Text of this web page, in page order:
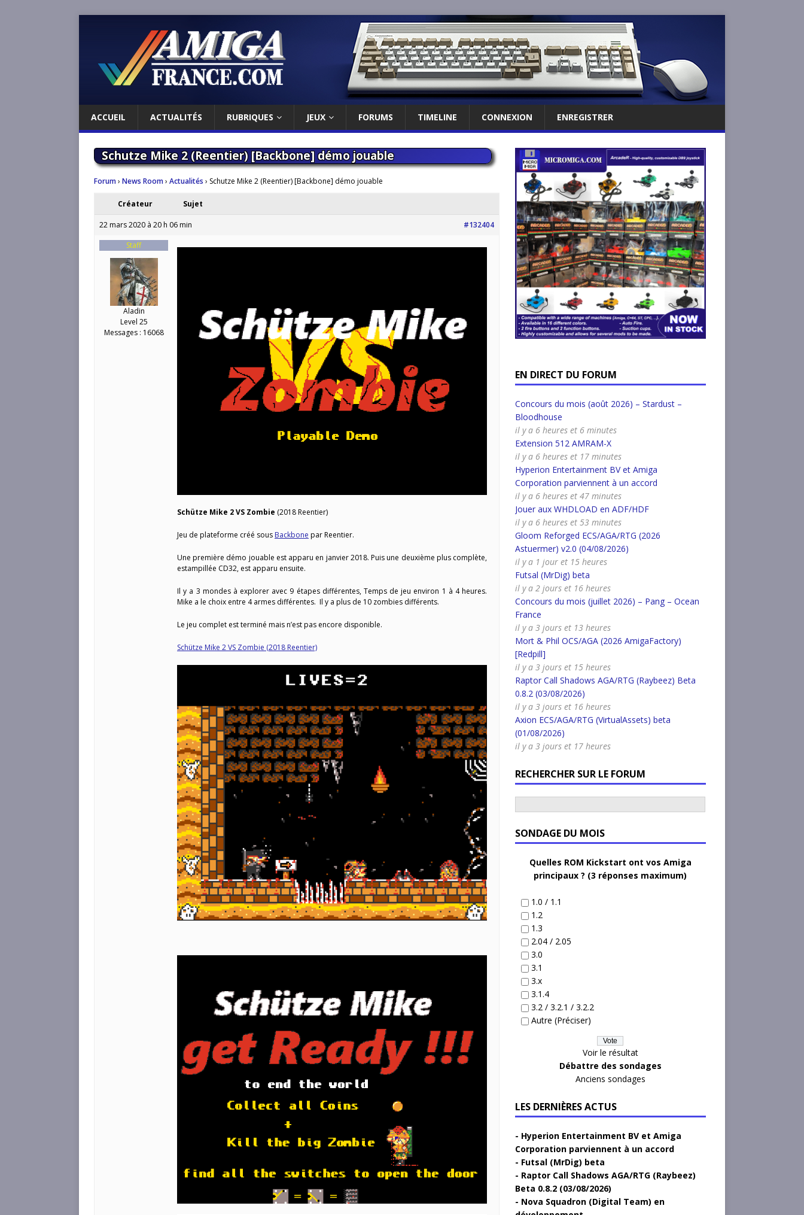
ACCUEIL ACTUALITÉS RUBRIQUES JEUX FORUMS TIMELINE CONNEXION ENREGISTRER
Schutze Mike 2 (Reentier) [Backbone] démo jouable
Forum› News Room› Actualités › Schutze Mike 2 (Reentier) [Backbone] démo jouable
Créateur Sujet
22 mars 2020 à 20 h 06 min
#132404
Staff
Aladin
Level 25
Messages : 16068
Schütze Mike 2 VS Zombie (2018 Reentier)
Jeu de plateforme créé sous Backbone par Reentier.
Une première démo jouable est apparu en janvier 2018. Puis une deuxième plus complète,
estampillée CD32, est apparu ensuite.
Il y a 3 mondes à explorer avec 9 étapes différentes, Temps de jeu environ 1 à 4 heures.
Mike a le choix entre 4 armes différentes. Il y a plus de 10 zombies différents.
Le jeu complet est terminé mais n’est pas encore disponible.
Schütze Mike 2 VS Zombie (2018 Reentier)
EN DIRECT DU FORUM
Concours du mois (août 2026) – Stardust –
Bloodhouse
il y a 6 heures et 6 minutes
Extension 512 AMRAM-X
il y a 6 heures et 17 minutes
Hyperion Entertainment BV et Amiga
Corporation parviennent à un accord
il y a 6 heures et 47 minutes
Jouer aux WHDLOAD en ADF/HDF
il y a 6 heures et 53 minutes
Gloom Reforged ECS/AGA/RTG (2026
Astuermer) v2.0 (04/08/2026)
il y a 1 jour et 15 heures
Futsal (MrDig) beta
il y a 2 jours et 16 heures
Concours du mois (juillet 2026) – Pang – Ocean
France
il y a 3 jours et 13 heures
Mort & Phil OCS/AGA (2026 AmigaFactory)
[Redpill]
il y a 3 jours et 15 heures
Raptor Call Shadows AGA/RTG (Raybeez) Beta
0.8.2 (03/08/2026)
il y a 3 jours et 16 heures
Axion ECS/AGA/RTG (VirtualAssets) beta
(01/08/2026)
il y a 3 jours et 17 heures
RECHERCHER SUR LE FORUM
SONDAGE DU MOIS
Quelles ROM Kickstart ont vos Amiga
principaux ? (3 réponses maximum)
1.0 / 1.1
1.2
1.3
2.04 / 2.05
3.0
3.1
3.x
3.1.4
3.2 / 3.2.1 / 3.2.2
Autre (Préciser)
Voir le résultat
Débattre des sondages
Anciens sondages
LES DERNIÈRES ACTUS
Hyperion Entertainment BV et Amiga
Corporation parviennent à un accord
Futsal (MrDig) beta
Raptor Call Shadows AGA/RTG (Raybeez)
Beta 0.8.2 (03/08/2026)
Nova Squadron (Digital Team) en